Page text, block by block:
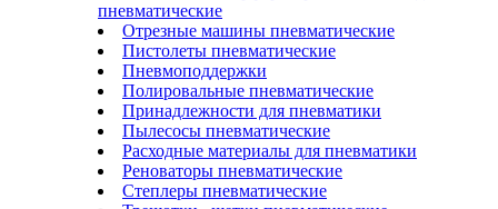
пневматические
Отрезные машины пневматические
Пистолеты пневматические
Пневмоподдержки
Полировальные пневматические
Принадлежности для пневматики
Пылесосы пневматические
Расходные материалы для пневматики
Реноваторы пневматические
Степлеры пневматические